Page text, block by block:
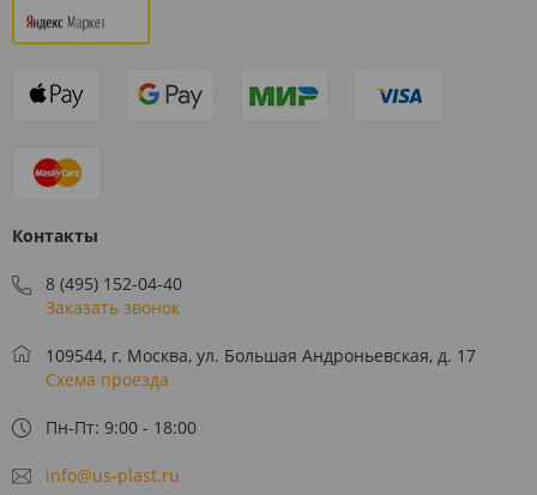
Контакты
8 (495) 152-04-40
Заказать звонок
109544, г. Москва, ул. Большая Андроньевская, д. 17
Схема проезда
Пн-Пт: 9:00 - 18:00
info@us-plast.ru